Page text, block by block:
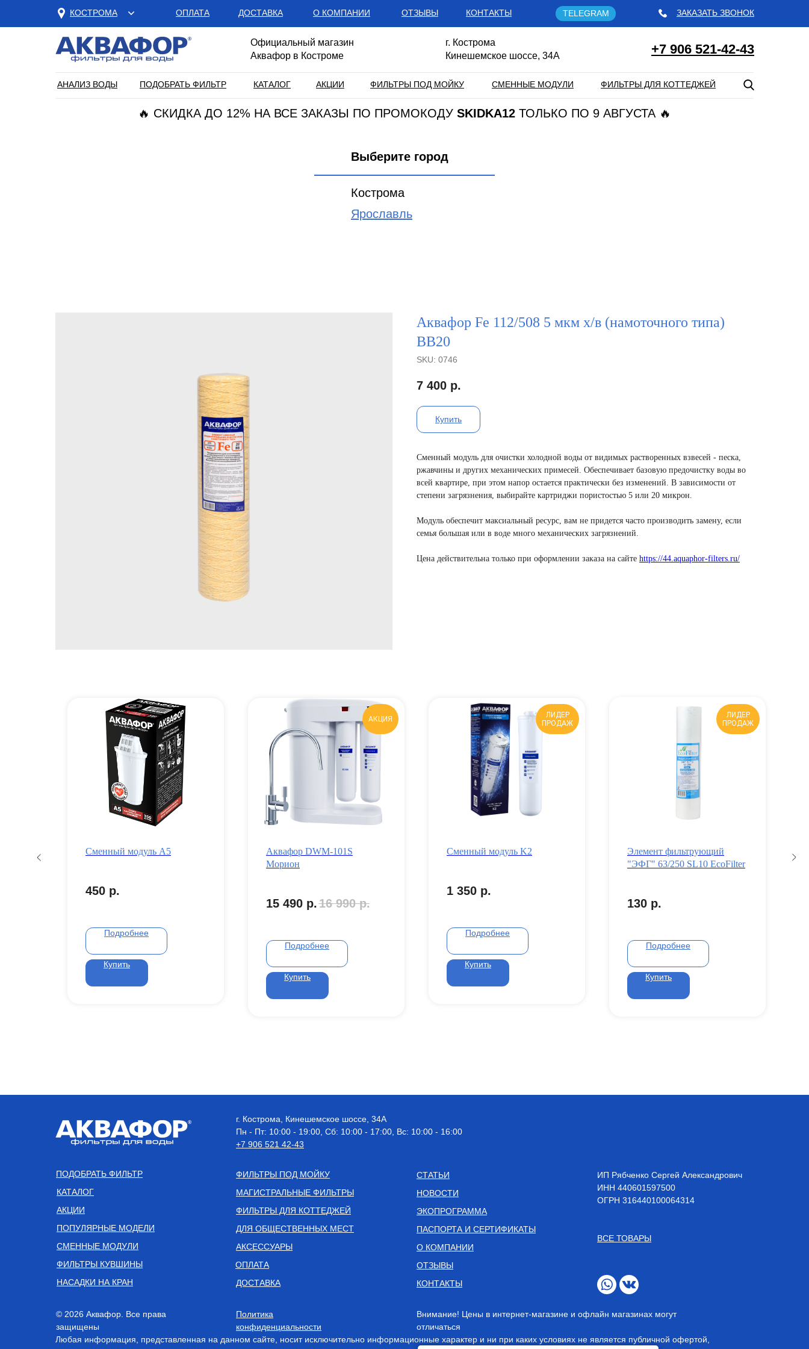
+7 906 521-42-43
КАТАЛОГ АКЦИИ
КОСТРОМА
ФИЛЬТРЫ ПОД МОЙКУ СМЕННЫЕ МОДУЛИ ФИЛЬТРЫ ДЛЯ КОТТЕДЖЕЙ
ЗАКАЗАТЬ ЗВОНОК
ПОДОБРАТЬ ФИЛЬТР
АНАЛИЗ ВОДЫ
Официальный магазин
Аквафор в Костроме
🔥 СКИДКА ДО 12% НА ВСЕ ЗАКАЗЫ ПО ПРОМОКОДУ SKIDKA12 ТОЛЬКО ПО 9 АВГУСТА 🔥
ОПЛАТА ДОСТАВКА О КОМПАНИИ ОТЗЫВЫ КОНТАКТЫ TELEGRAM
г. Кострома
Кинешемское шоссе, 34А
Кострома
Ярославль
Выберите город
Аквафор Fe 112/508 5 мкм х/в (намоточного типа)
ВВ20
SKU: 0746
7 400 р.
Купить
Сменный модуль для очистки холодной воды от видимых растворенных взвесей - песка,
ржавчины и других механических примесей. Обеспечивает базовую предочистку воды во
всей квартире, при этом напор остается практически без изменений. В зависимости от
степени загрязнения, выбирайте картриджи пористостью 5 или 20 микрон.
Модуль обеспечит максиальный ресурс, вам не придется часто производить замену, если
семья большая или в воде много механических загрязнений.
Цена действительна только при оформлении заказа на сайте https://44.aquaphor-filters.ru/
Сменный модуль А5
450 р.
Подробнее
Купить
АКЦИЯ
Аквафор DWM-101S
Морион
15 490 р.16 990 р.
Подробнее
Купить
ЛИДЕР
ПРОДАЖ
Сменный модуль K2
1 350 р.
Подробнее
Купить
ЛИДЕР
ПРОДАЖ
Элемент фильтрующий
"ЭФГ" 63/250 SL10 EcoFilter
130 р.
Подробнее
Купить
© 2026 Аквафор. Все права
защищены
Политика
конфиденциальности
СМЕННЫЕ МОДУЛИ
ФИЛЬТРЫ КУВШИНЫ
НАСАДКИ НА КРАН
ФИЛЬТРЫ ПОД МОЙКУ
МАГИСТРАЛЬНЫЕ ФИЛЬТРЫ
ФИЛЬТРЫ ДЛЯ КОТТЕДЖЕЙ
ДЛЯ ОБЩЕСТВЕННЫХ МЕСТ
АКСЕССУАРЫ
ПАСПОРТА И СЕРТИФИКАТЫ
СТАТЬИ
Внимание! Цены в интернет-магазине и офлайн магазинах могут
отличаться
НОВОСТИ
г. Кострома, Кинешемское шоссе, 34А
Пн - Пт: 10:00 - 19:00, Сб: 10:00 - 17:00, Вс: 10:00 - 16:00
+7 906 521 42-43
ЭКОПРОГРАММА
Любая информация, представленная на данном сайте, носит исключительно информационные характер и ни при каких условиях не является публичной офертой,
КАТАЛОГ
О КОМПАНИИ
КОНТАКТЫ
ОПЛАТА
АКЦИИ
ПОПУЛЯРНЫЕ МОДЕЛИ
ДОСТАВКА
ОТЗЫВЫ
ВСЕ ТОВАРЫ
ПОДОБРАТЬ ФИЛЬТР
ИП Рябченко Сергей Александрович
ИНН 440601597500
OГРН 316440100064314